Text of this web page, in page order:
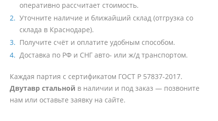
оперативно рассчитает стоимость.
Уточните наличие и ближайший склад (отгрузка со
склада в Краснодаре).
Получите счёт и оплатите удобным способом.
Доставка по РФ и СНГ авто- или ж/д транспортом.
Каждая партия с сертификатом ГОСТ Р 57837-2017.
Двутавр стальной в наличии и под заказ — позвоните
нам или оставьте заявку на сайте.